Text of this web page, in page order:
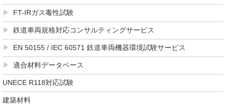
FT-IRガス毒性試験
鉄道車両規格対応コンサルティングサービス
EN 50155 / IEC 60571 鉄道車両機器環境試験サービス
適合材料データベース
UNECE R118対応試験
建築材料